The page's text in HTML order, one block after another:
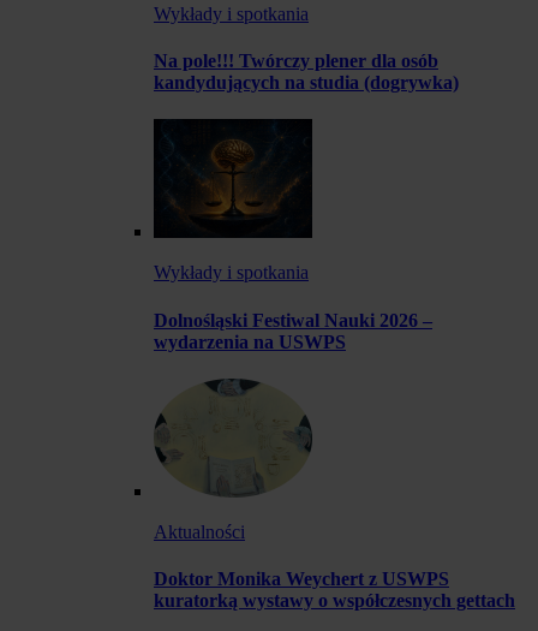
Wykłady i spotkania
Na pole!!! Twórczy plener dla osób
kandydujących na studia (dogrywka)
Wykłady i spotkania
Dolnośląski Festiwal Nauki 2026 –
wydarzenia na USWPS
Aktualności
Doktor Monika Weychert z USWPS
kuratorką wystawy o współczesnych gettach